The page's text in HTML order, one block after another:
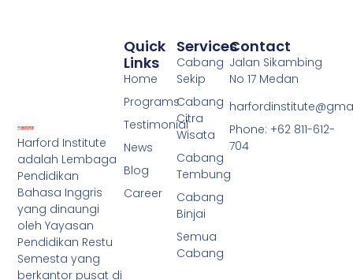
Harford Institute
adalah Lembaga
Pendidikan
Bahasa Inggris
yang dinaungi
oleh Yayasan
Pendidikan Restu
Semesta yang
berkantor pusat di
Services
Cabang
Sekip
Cabang
Citra
Wisata
Cabang
Tembung
Cabang
Binjai
Semua
Cabang
Quick
Links
Home
Programs
Testimonial
News
Blog
Career
Contact
Jalan Sikambing
No 17 Medan
Phone: +62 811-612-
704